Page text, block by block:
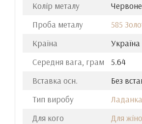
Колір металу
Проба металу
585
Країна
Україна
Середня вага, грам
5.64
Вставка осн.
Без
Тип виробу
Ладанка
Для кого
Для